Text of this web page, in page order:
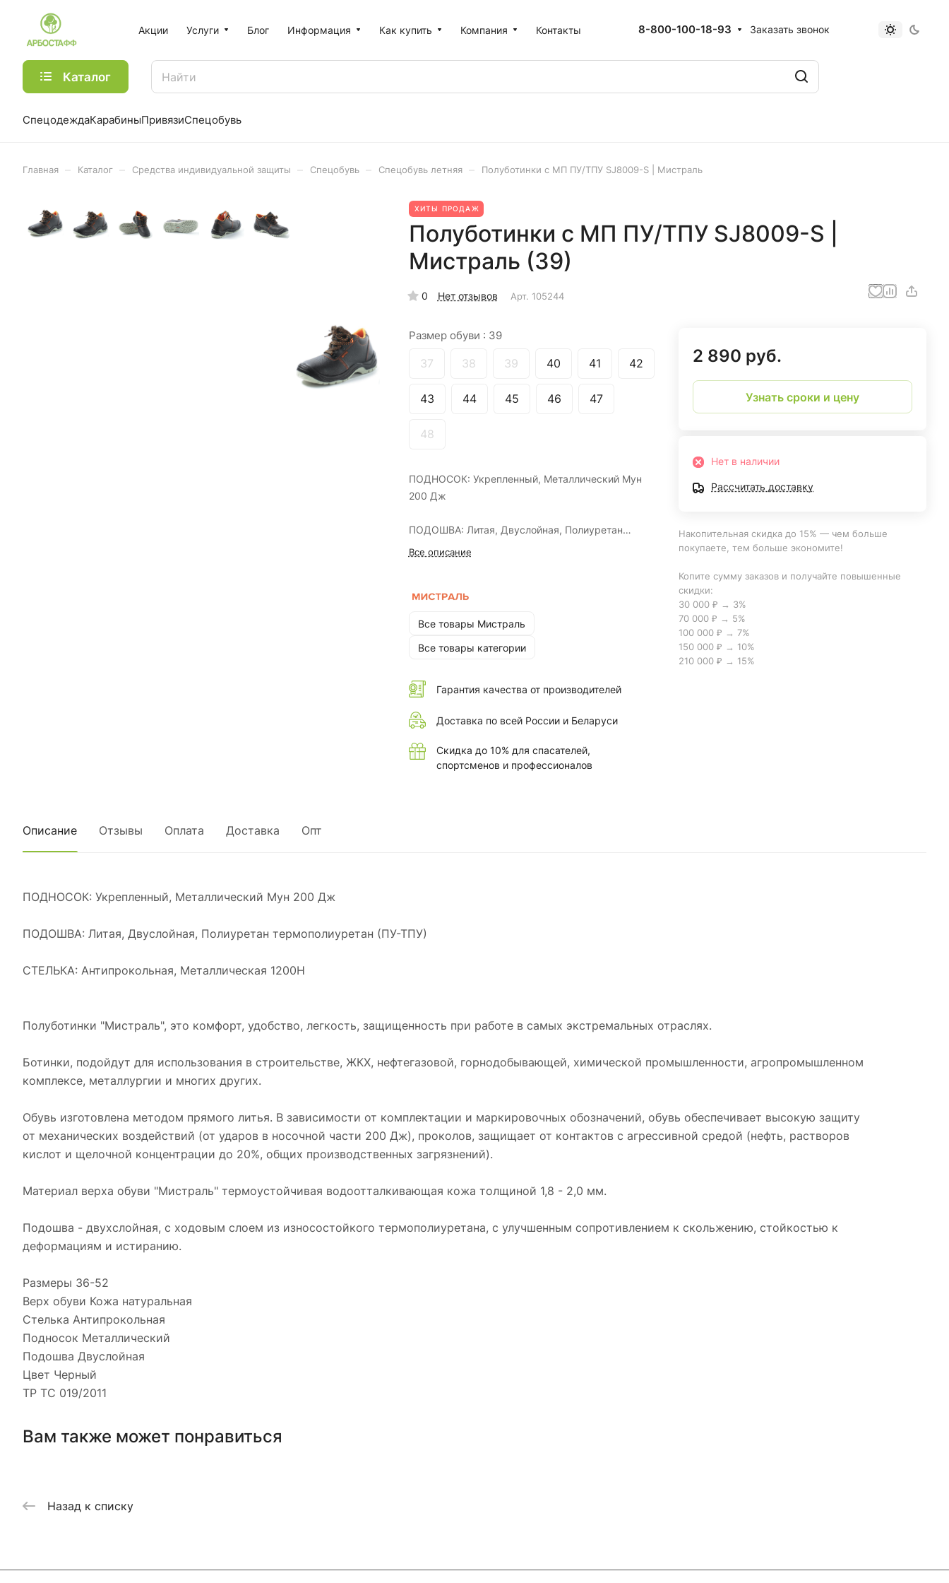
Акции Услуги Блог Информация Как купить Компания Контакты 8-800-100-18-93 Заказать звонок
Каталог
СпецодеждаКарабиныПривязиСпецобувь
Главная Каталог Средства индивидуальной защиты Спецобувь Спецобувь летняя Полуботинки с МП ПУ/ТПУ SJ8009-S | Мистраль
ХИТЫ ПРОДАЖ
Полуботинки с МП ПУ/ТПУ SJ8009-S |
Мистраль (39)
0 Нет отзывов Арт. 105244
Размер обуви : 39
37 38 39 40 41 42
43 44 45 46 47
48
ПОДНОСОК: Укрепленный, Металлический Мун
200 Дж
ПОДОШВА: Литая, Двуслойная, Полиуретан
термополиуретан (ПУ-ТПУ)
Все описание
Все товары Мистраль
Все товары категории
Гарантия качества от производителей
Доставка по всей России и Беларуси
Скидка до 10% для спасателей,
спортсменов и профессионалов
2 890 руб.
Узнать сроки и цену
Нет в наличии
Рассчитать доставку
Накопительная скидка до 15% — чем больше
покупаете, тем больше экономите!
Копите сумму заказов и получайте повышенные
скидки:
30 000 ₽ → 3%
70 000 ₽ → 5%
100 000 ₽ → 7%
150 000 ₽ → 10%
210 000 ₽ → 15%
Описание Отзывы Оплата Доставка Опт
ПОДНОСОК: Укрепленный, Металлический Мун 200 Дж
ПОДОШВА: Литая, Двуслойная, Полиуретан термополиуретан (ПУ-ТПУ)
СТЕЛЬКА: Антипрокольная, Металлическая 1200Н
Полуботинки "Мистраль", это комфорт, удобство, легкость, защищенность при работе в самых экстремальных отраслях.
Ботинки, подойдут для использования в строительстве, ЖКХ, нефтегазовой, горнодобывающей, химической промышленности, агропромышленном
комплексе, металлургии и многих других.
Обувь изготовлена методом прямого литья. В зависимости от комплектации и маркировочных обозначений, обувь обеспечивает высокую защиту
от механических воздействий (от ударов в носочной части 200 Дж), проколов, защищает от контактов с агрессивной средой (нефть, растворов
кислот и щелочной концентрации до 20%, общих производственных загрязнений).
Материал верха обуви "Мистраль" термоустойчивая водоотталкивающая кожа толщиной 1,8 - 2,0 мм.
Подошва - двухслойная, с ходовым слоем из износостойкого термополиуретана, с улучшенным сопротивлением к скольжению, стойкостью к
деформациям и истиранию.
Размеры 36-52
Верх обуви Кожа натуральная
Стелька Антипрокольная
Подносок Металлический
Подошва Двуслойная
Цвет Черный
ТР ТС 019/2011
Вам также может понравиться
Назад к списку